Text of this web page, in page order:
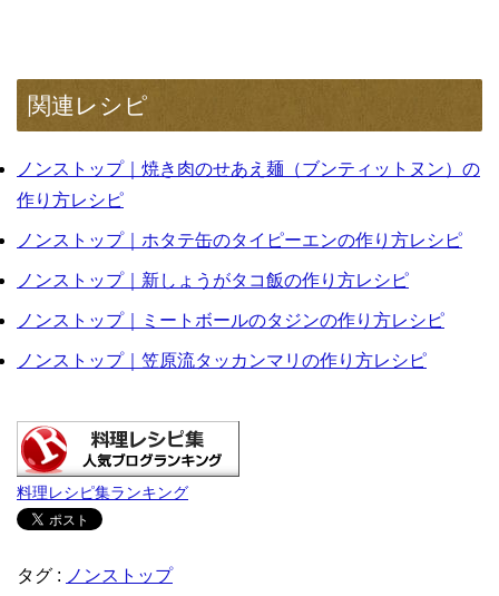
関連レシピ
ノンストップ｜焼き肉のせあえ麺（ブンティットヌン）の
作り方レシピ
ノンストップ｜ホタテ缶のタイピーエンの作り方レシピ
ノンストップ｜新しょうがタコ飯の作り方レシピ
ノンストップ｜ミートボールのタジンの作り方レシピ
ノンストップ｜笠原流タッカンマリの作り方レシピ
料理レシピ集ランキング
タグ : ノンストップ